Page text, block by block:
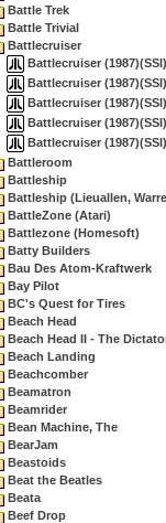
Battle Trek
Battle Trivial
Battlecruiser
Battlecruiser
Battlecruiser
Battlecruiser
Battlecruiser
Battlecruiser
Battleroom
Battleship
Battleship (Lieuallen,
BattleZone (Atari)
Battlezone (Homesoft)
Batty Builders
Bau Des Atom-Kraftwerk
Bay Pilot
BC's Quest for Tires
Beach Head
Beach Head II - The
Beach Landing
Beachcomber
Beamatron
Beamrider
Bean Machine, The
BearJam
Beastoids
Beat the Beatles
Beata
Beef Drop